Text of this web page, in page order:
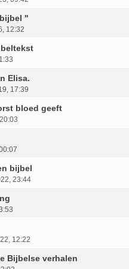
"
12:32
Elisa.
17:39
bloed geeft
bijbel
23:44
12:22
Bijbelse verhalen